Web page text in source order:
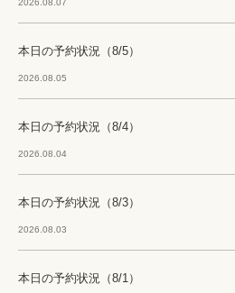
本日の予約状況（8/5）
2026.08.05
本日の予約状況（8/4）
2026.08.04
本日の予約状況（8/3）
2026.08.03
本日の予約状況（8/1）